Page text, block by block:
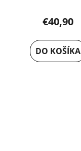
€40,90
DO KOŠÍKA